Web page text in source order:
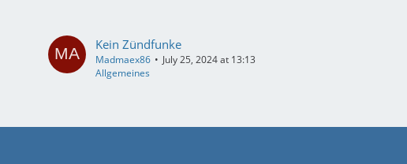
Kein Zündfunke
Madmaex86
July 25, 2024 at 13:13
Allgemeines